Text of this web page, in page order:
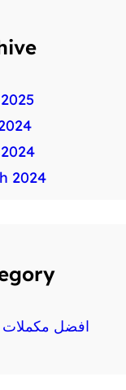
2024
افضل مكملات